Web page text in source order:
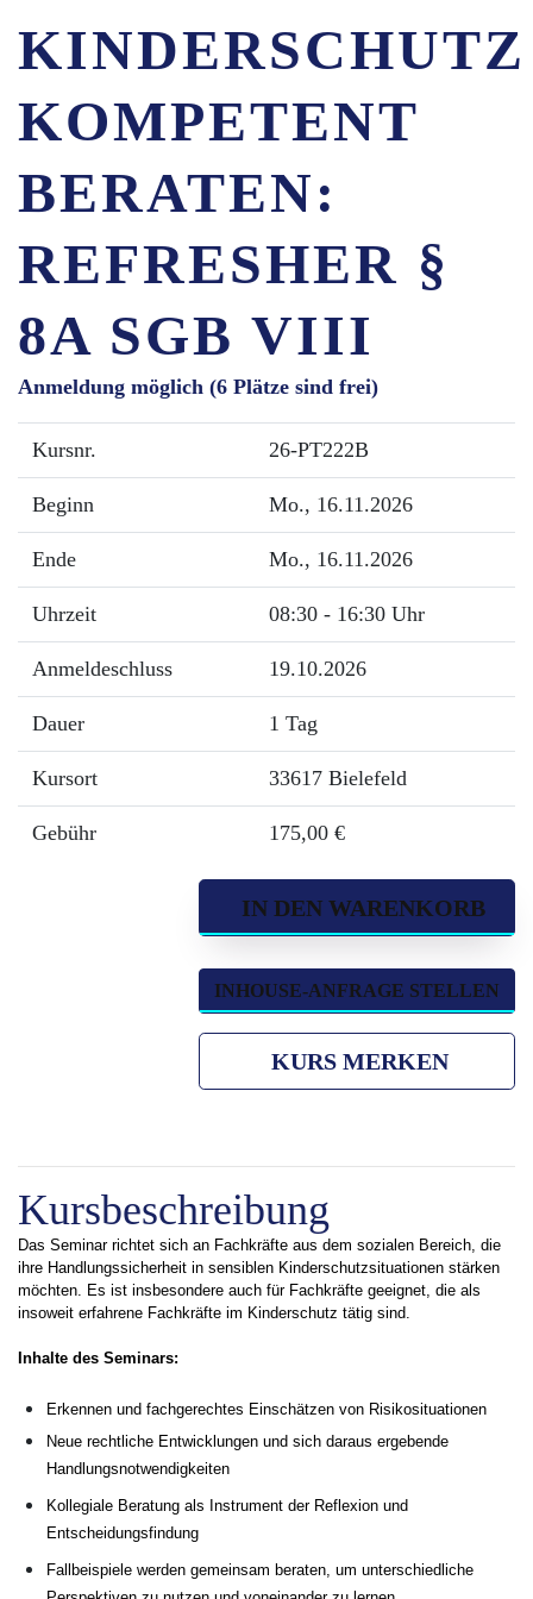
KINDERSCHUTZ
KOMPETENT
BERATEN:
REFRESHER §
8A SGB VIII
Anmeldung möglich (6 Plätze sind frei)
Kursnr. 26-PT222B
Beginn Mo., 16.11.2026
Ende Mo., 16.11.2026
Uhrzeit 08:30 - 16:30 Uhr
Anmeldeschluss 19.10.2026
Dauer 1 Tag
Kursort 33617 Bielefeld
Gebühr 175,00 €
IN DEN WARENKORB
INHOUSE-ANFRAGE STELLEN
KURS MERKEN
Kursbeschreibung
Das Seminar richtet sich an Fachkräfte aus dem sozialen Bereich, die
ihre Handlungssicherheit in sensiblen Kinderschutzsituationen stärken
möchten. Es ist insbesondere auch für Fachkräfte geeignet, die als
insoweit erfahrene Fachkräfte im Kinderschutz tätig sind.
Inhalte des Seminars:
Erkennen und fachgerechtes Einschätzen von Risikosituationen
Neue rechtliche Entwicklungen und sich daraus ergebende
Handlungsnotwendigkeiten
Kollegiale Beratung als Instrument der Reflexion und
Entscheidungsfindung
Fallbeispiele werden gemeinsam beraten, um unterschiedliche